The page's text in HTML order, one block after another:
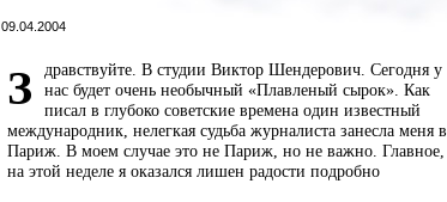
09.04.2004
З
дравствуйте. В студии Виктор Шендерович. Сегодня у
нас будет очень необычный «Плавленый сырок». Как
писал в глубоко советские времена один известный
международник, нелегкая судьба журналиста занесла меня в
Париж. В моем случае это не Париж, но не важно. Главное,
на этой неделе я оказался лишен радости подробно